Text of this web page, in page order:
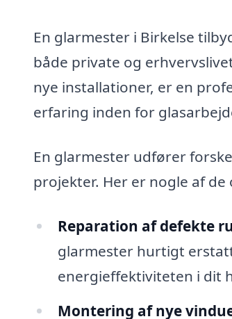
En glarmester i Birkelse
både private og
nye installationer, er en
erfaring inden for
En glarmester udfører
projekter. Her er nogle af
Reparation af defekte
glarmester hurtigt
energieffektiviteten i dit
Montering af nye